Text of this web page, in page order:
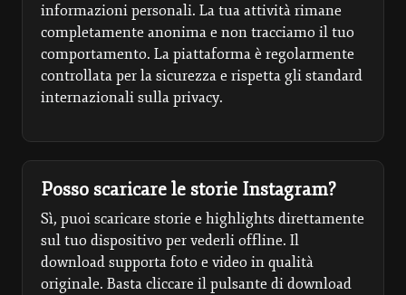
informazioni personali. La tua attività rimane
completamente anonima e non tracciamo il tuo
comportamento. La piattaforma è regolarmente
controllata per la sicurezza e rispetta gli standard
internazionali sulla privacy.
Posso scaricare le storie Instagram?
Sì, puoi scaricare storie e highlights direttamente
sul tuo dispositivo per vederli offline. Il
download supporta foto e video in qualità
originale. Basta cliccare il pulsante di download